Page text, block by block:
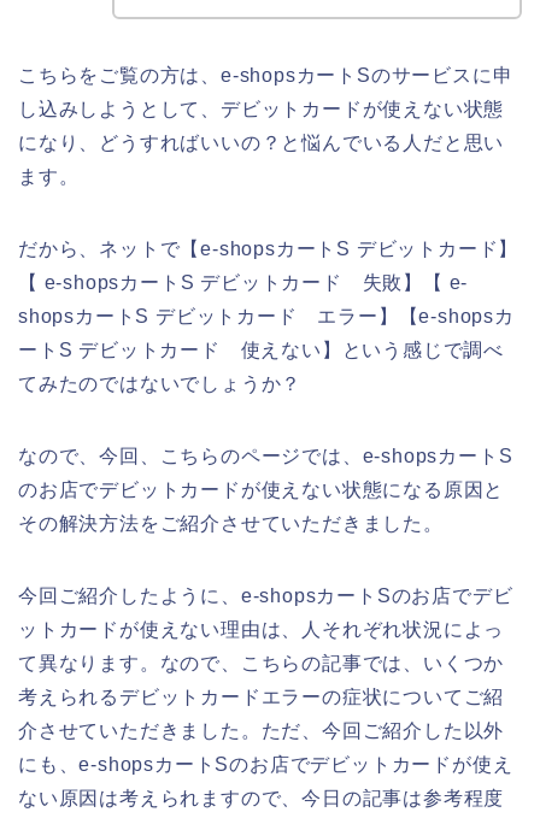
こちらをご覧の方は、e-shopsカートSのサービスに申
し込みしようとして、デビットカードが使えない状態
になり、どうすればいいの？と悩んでいる人だと思い
ます。
だから、ネットで【e-shopsカートS デビットカード】
【 e-shopsカートS デビットカード 失敗】【 e-
shopsカートS デビットカード エラー】【e-shopsカ
ートS デビットカード 使えない】という感じで調べ
てみたのではないでしょうか？
なので、今回、こちらのページでは、e-shopsカートS
のお店でデビットカードが使えない状態になる原因と
その解決方法をご紹介させていただきました。
今回ご紹介したように、e-shopsカートSのお店でデビ
ットカードが使えない理由は、人それぞれ状況によっ
て異なります。なので、こちらの記事では、いくつか
考えられるデビットカードエラーの症状についてご紹
介させていただきました。ただ、今回ご紹介した以外
にも、e-shopsカートSのお店でデビットカードが使え
ない原因は考えられますので、今日の記事は参考程度